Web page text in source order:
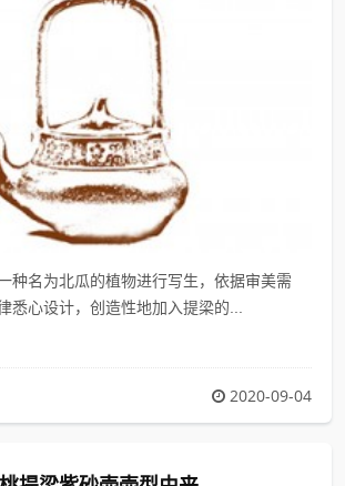
名为北瓜的植物进行写生，依据审美需
悉心设计，创造性地加入提梁的...
2020-09-04